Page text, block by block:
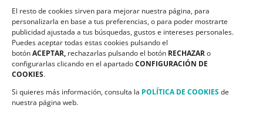
El resto de cookies sirven para mejorar nuestra página, para
personalizarla en base a tus preferencias, o para poder mostrarte
publicidad ajustada a tus búsquedas, gustos e intereses personales.
Puedes aceptar todas estas cookies pulsando el
botónACEPTAR, rechazarlas pulsando el botón RECHAZARo
configurarlas clicando en el apartadoCONFIGURACIÓN DE
COOKIES.
Si quieres más información, consulta la POLÍTICA DE COOKIESde
nuestra página web.
C/ Ciudadela s/n. Parque Delicias.
50017 Zaragoza
Teléfono:976 532 499
Email:asapme@asapme.org